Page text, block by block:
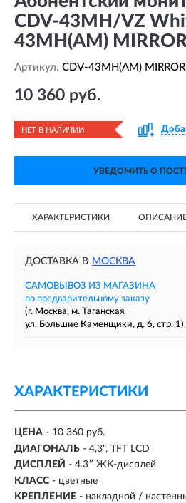
CDV-43MH/VZ
43MH(AM)
Артикул: CDV-43MH(AM)
10 360 руб.
НЕТ В НАЛИЧИИ
УВЕДОМИТЬ О
ХАРАКТЕРИСТИКИ
ДОСТАВКА В МОСКВА
САМОВЫВОЗ ИЗ МАГАЗИНА
по предварительному заказу
(г. Москва, м. Таганская,
ул. Большие Каменщики, д. 6, стр. 1)
ХАРАКТЕРИСТИКИ
ЦЕНА - 10 360 руб.
ДИАГОНАЛЬ - 4,3", TFT LCD
ДИСПЛЕЙ - 4.3″ ЖК-дисплей
КЛАСС - цветные
КРЕПЛЕНИЕ - накладной /